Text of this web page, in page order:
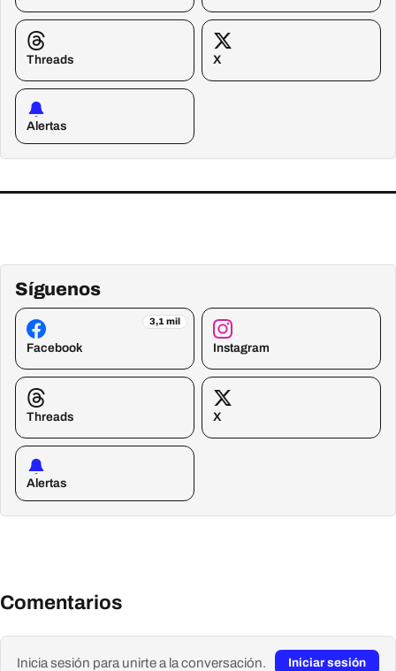
Threads X
Alertas
Síguenos
3,1 mil
Facebook Instagram
Threads X
Alertas
Comentarios
Inicia sesión para unirte a la conversación. Iniciar sesión